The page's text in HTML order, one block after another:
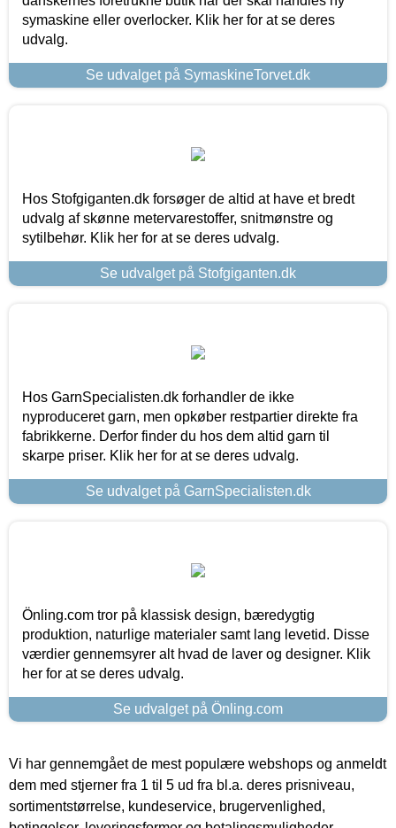
symaskine eller overlocker. Klik her for at se deres
udvalg.
Se udvalget på SymaskineTorvet.dk
Hos Stofgiganten.dk forsøger de altid at have et bredt
udvalg af skønne metervarestoffer, snitmønstre og
sytilbehør. Klik her for at se deres udvalg.
Se udvalget på Stofgiganten.dk
Hos GarnSpecialisten.dk forhandler de ikke
nyproduceret garn, men opkøber restpartier direkte fra
fabrikkerne. Derfor finder du hos dem altid garn til
skarpe priser. Klik her for at se deres udvalg.
Se udvalget på GarnSpecialisten.dk
Önling.com tror på klassisk design, bæredygtig
produktion, naturlige materialer samt lang levetid. Disse
værdier gennemsyrer alt hvad de laver og designer. Klik
her for at se deres udvalg.
Se udvalget på Önling.com
Vi har gennemgået de mest populære webshops og anmeldt
dem med stjerner fra 1 til 5 ud fra bl.a. deres prisniveau,
sortimentstørrelse, kundeservice, brugervenlighed,